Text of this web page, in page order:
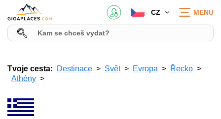
CZ MENU
Tvoje cesta: Destinace Svět Evropa
Řecko
Athény